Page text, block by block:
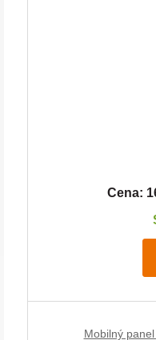
Cena:
Mobilný